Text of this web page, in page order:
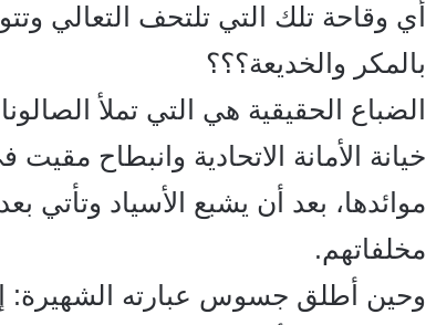
أي وقاحة تلك التي تلتحف التعالي
بالمكر والخديعة؟؟؟
الضباع الحقيقية هي التي تملأ
خيانة الأمانة الاتحادية وانبطاح
موائدها، بعد أن يشبع الأسياد وتأتي
مخلفاتهم.
وحين أطلق جسوس عبارته الشهيرة: